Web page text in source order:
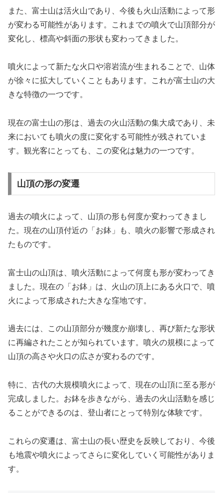
また、富士山は活火山であり、今後も火山活動によって形
が変わる可能性があります。これまでの噴火で山頂部分が
変化し、標高や斜面の形状も変わってきました。
噴火によって新たな火口や溶岩流が生まれることで、山体
が徐々に拡大していくこともあります。これが富士山の大
きな特徴の一つです。
現在の富士山の形は、過去の火山活動の集大成であり、未
来においても噴火の度に変化する可能性が残されていま
す。観光客にとっても、この変化は魅力の一つです。
山頂の形の変遷
過去の噴火によって、山頂の形も何度か変わってきまし
た。現在の山頂付近の「お鉢」も、噴火の影響で形成され
たものです。
富士山の山頂は、噴火活動によって何度も形が変わってき
ました。現在の「お鉢」は、火山の頂上にある火口で、噴
火によって形成された大きな窪地です。
過去には、この山頂部分が幾度か崩壊し、再び新たな形状
に再編されたことが知られています。噴火の規模によって
山頂の高さや火口の広さが変わるのです。
特に、古代の大規模噴火によって、現在の山頂に至る形が
完成しました。お鉢を歩きながら、過去の火山活動を感じ
ることができるのは、登山者にとって特別な体験です。
これらの変遷は、富士山の長い歴史を反映しており、今後
も地震や噴火によってさらに変化していく可能性がありま
す。